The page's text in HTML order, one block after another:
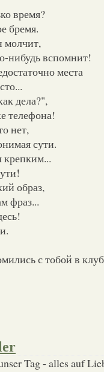
время?
бремя.
молчит,
нибудь вспомнит!
места
дела?",
телефона!
нет,
сути.
крепким...
образ,
фраз...
с тобой в
Tag - alles auf